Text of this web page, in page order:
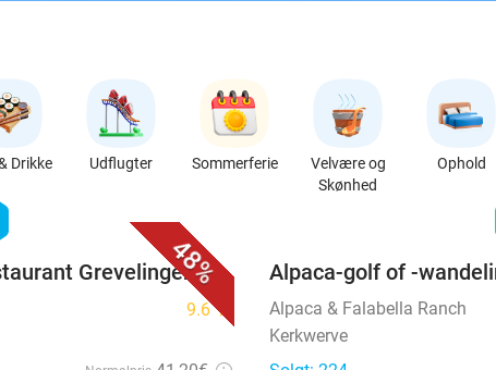
Drikke Udflugter Sommerferie
Velvære og
Skønhed
Ophold
48%
Grevelingen
9.6star
Alpaca-golf of -
Alpaca & Falabella Ranch
Kerkwerve